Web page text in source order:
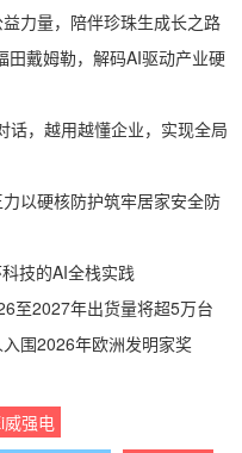
力量，陪伴珍珠生成长之路
田戴姆勒，解码AI驱动产业硬
话，越用越懂企业，实现全局
以硬核防护筑牢居家安全防
技的AI全栈实践
至2027年出货量将超5万台
围2026年欧洲发明家奖
威强电